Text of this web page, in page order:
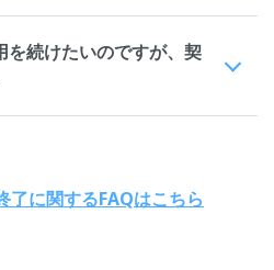
を続けたいのですが、契
了に関するFAQはこちら